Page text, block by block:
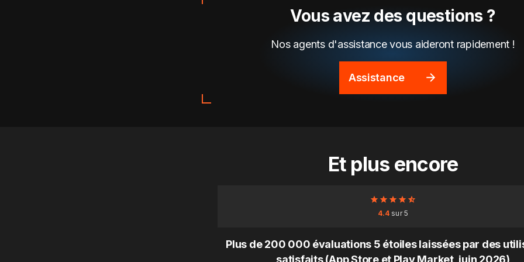
Vous avez des questions ?
Nos agents d'assistance vous aideront rapidement !
Assistance
Et plus encore
4.4 sur 5
Plus de 200 000 évaluations 5 étoiles laissées par des
satisfaits (App Store et Play Market, juin 2026)